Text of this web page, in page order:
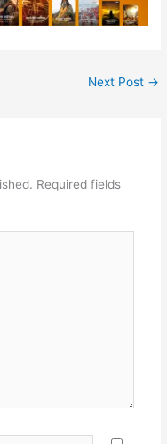
Next Post →
Required fields